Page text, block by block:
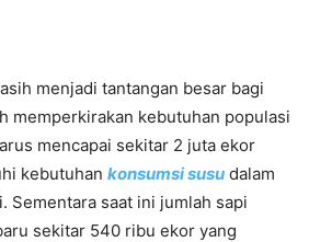
menjadi tantangan besar bagi
memperkirakan kebutuhan populasi
mencapai sekitar 2 juta ekor
kebutuhan konsumsi susu dalam
Sementara saat ini jumlah sapi
sekitar 540 ribu ekor yang